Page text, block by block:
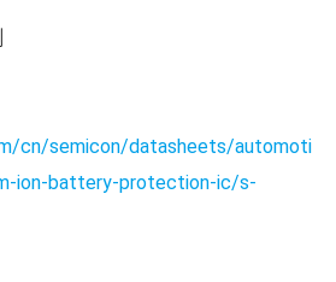
cn/semicon/datasheets/automoti
ion-battery-protection-ic/s-